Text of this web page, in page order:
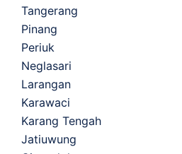
Tangerang
Pinang
Periuk
Neglasari
Larangan
Karawaci
Karang Tengah
Jatiuwung